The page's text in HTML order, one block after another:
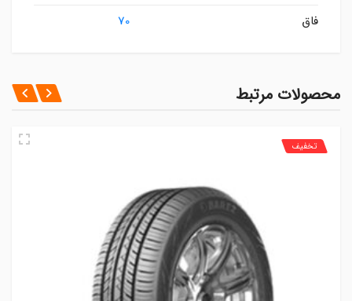
فاق
70
محصولات مرتبط
تخفیف